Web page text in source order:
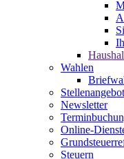
Wahlen
Newsletter
Online-
Steuern